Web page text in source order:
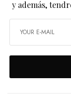
y además,